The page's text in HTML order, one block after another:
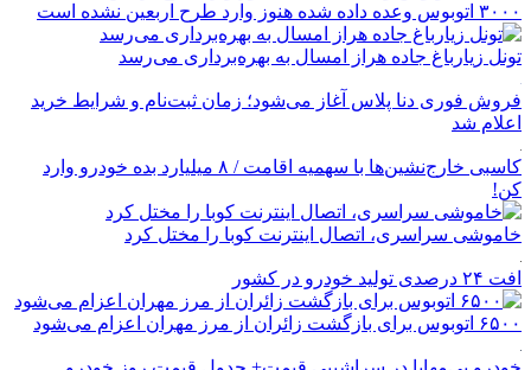
۳۰۰۰ اتوبوس وعده داده شده هنوز وارد طرح اربعین نشده است
تونل زیارباغ جاده هراز امسال به بهره‌برداری می‌رسد
فروش فوری دنا پلاس آغاز می‌شود؛ زمان ثبت‌نام و شرایط خرید
اعلام شد
کاسبی خارج‌نشین‌ها با سهمیه اقامت / ۸ میلیارد بده خودرو وارد
کن!
خاموشی سراسری، اتصال اینترنت کوبا را مختل کرد
افت ۲۴ درصدی تولید خودرو در کشور
۶۵۰۰ اتوبوس برای بازگشت زائران از مرز مهران اعزام می‌شود